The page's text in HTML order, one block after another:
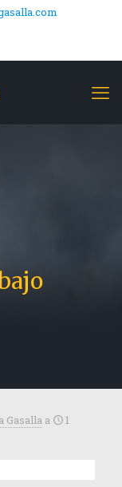
Gasalla a
1